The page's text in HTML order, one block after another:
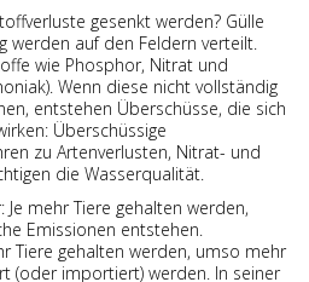
gesenkt werden? Gülle
werden auf den Feldern verteilt.
wie Phosphor, Nitrat und
Wenn diese nicht vollständig
entstehen Überschüsse, die sich
Überschüssige
zu Artenverlusten, Nitrat- und
die Wasserqualität.
mehr Tiere gehalten werden,
Emissionen entstehen.
Tiere gehalten werden, umso mehr
(oder importiert) werden. In seiner